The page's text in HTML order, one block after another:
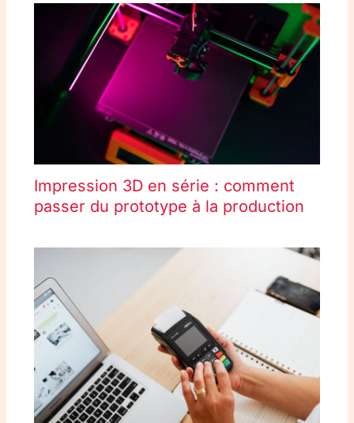
Impression 3D en série : comment
passer du prototype à la production